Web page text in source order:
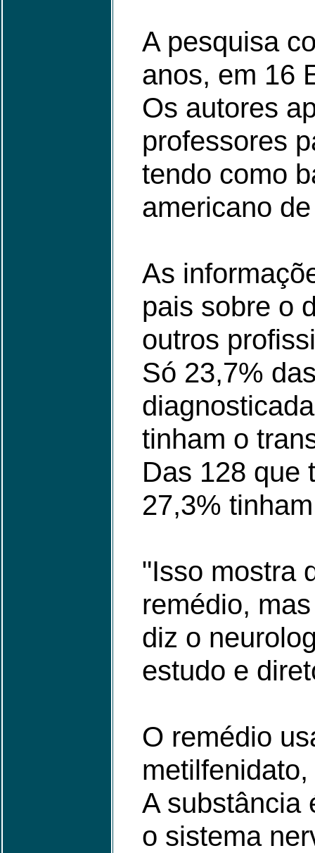
A pesquisa
anos, em 16
Os autores
professores
tendo como
americano
As
pais sobre o
outros
Só 23,7%
tinham o
Das 128 que
27,3%
"Isso mostra
remédio,
diz o
estudo e
O remédio
A substância
o sistema